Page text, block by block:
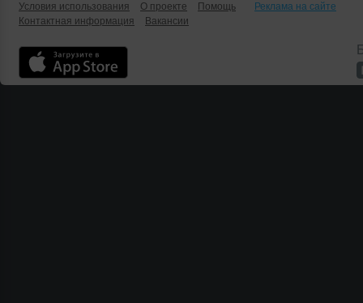
Условия использования
О проекте Помощь
Реклама на сайте
Контактная информация
Вакансии